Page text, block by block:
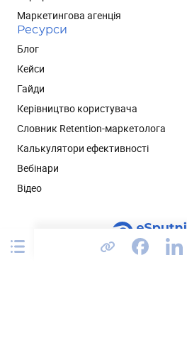
Маркетингова агенція
Ресурси
Блог
Кейси
Гайди
Керівництво користувача
Словник Retention-маркетолога
Калькулятори ефективності
Вебінари
Відео